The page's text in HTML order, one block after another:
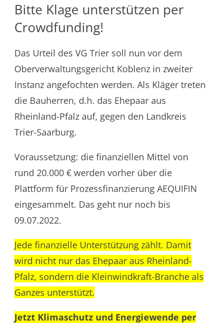
Bitte Klage unterstützen per
Crowdfunding!
Das Urteil des VG Trier soll nun vor dem
Oberverwaltungsgericht Koblenz in zweiter
Instanz angefochten werden. Als Kläger treten
die Bauherren, d.h. das Ehepaar aus
Rheinland-Pfalz auf, gegen den Landkreis
Trier-Saarburg.
Voraussetzung: die finanziellen Mittel von
rund 20.000 € werden vorher über die
Plattform für Prozessfinanzierung AEQUIFIN
eingesammelt. Das geht nur noch bis
09.07.2022.
Jede finanzielle Unterstützung zählt. Damit
wird nicht nur das Ehepaar aus Rheinland-
Pfalz, sondern die Kleinwindkraft-Branche als
Ganzes unterstützt.
Jetzt Klimaschutz und Energiewende per